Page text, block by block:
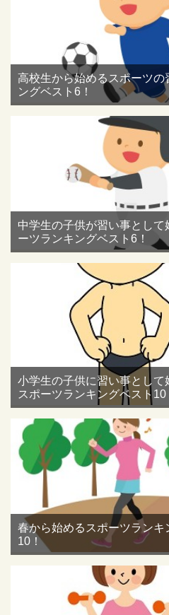
高校生から始めるスポーツの
ングベスト6！
中学生の子供が習い事として
ーツランキングベスト6！
小学生の子供に習い事として
スポーツランキングベスト10
春から始めるスポーツランキ
10！